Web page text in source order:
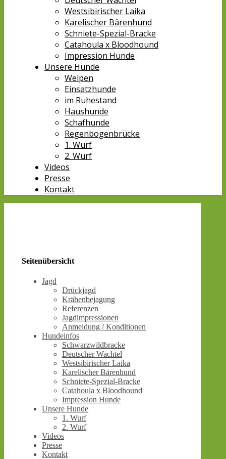
Westsibirischer Laika
Karelischer Bärenhund
Schniete-Spezial-Bracke
Catahoula x Bloodhound
Impression Hunde
Unsere Hunde
Welpen
Einsatzhunde
im Ruhestand
Haushunde
Schafhunde
Regenbogenbrücke
1. Wurf
2. Wurf
Videos
Presse
Kontakt
Seitenübersicht
Jagd
Drückjagd
Krähenbejagung
Referenzen
Jagdimpressionen
Anmeldung / Konditionen
Hundeinfos
Schwarzwildbracke
Deutscher Wachtel
Westsibirischer Laika
Karelischer Bärenhund
Schniete-Spezial-Bracke
Catahoula x Bloodhound
Impression Hunde
Unsere Hunde
1. Wurf
2. Wurf
Videos
Presse
Kontakt